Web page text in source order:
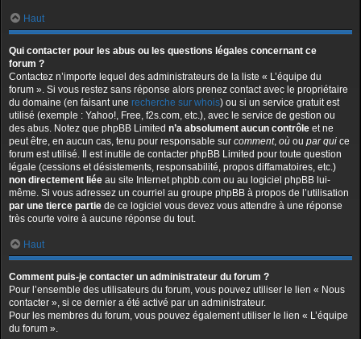
Haut
Qui contacter pour les abus ou les questions légales concernant ce
forum ?
Contactez n’importe lequel des administrateurs de la liste « L’équipe du
forum ». Si vous restez sans réponse alors prenez contact avec le propriétaire
du domaine (en faisant une recherche sur whois) ou si un service gratuit est
utilisé (exemple : Yahoo!, Free, f2s.com, etc.), avec le service de gestion ou
des abus. Notez que phpBB Limited n’a absolument aucun contrôle et ne
peut être, en aucun cas, tenu pour responsable sur comment, où ou par qui ce
forum est utilisé. Il est inutile de contacter phpBB Limited pour toute question
légale (cessions et désistements, responsabilité, propos diffamatoires, etc.)
non directement liée au site Internet phpbb.com ou au logiciel phpBB lui-
même. Si vous adressez un courriel au groupe phpBB à propos de l’utilisation
par une tierce partie de ce logiciel vous devez vous attendre à une réponse
très courte voire à aucune réponse du tout.
Haut
Comment puis-je contacter un administrateur du forum ?
Pour l’ensemble des utilisateurs du forum, vous pouvez utiliser le lien « Nous
contacter », si ce dernier a été activé par un administrateur.
Pour les membres du forum, vous pouvez également utiliser le lien « L’équipe
du forum ».